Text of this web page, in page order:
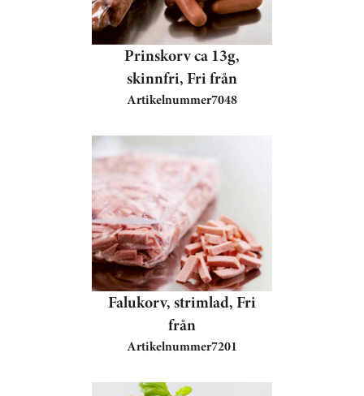
Prinskorv ca 13g,
skinnfri, Fri från
Artikelnummer7048
Falukorv, strimlad, Fri
från
Artikelnummer7201